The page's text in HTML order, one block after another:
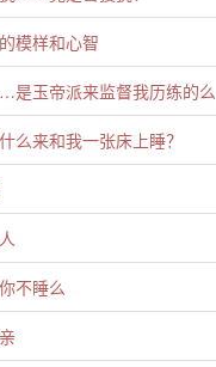
模样和心智
玉帝派来监督我历练的么
么来和我一张床上睡？
不睡么